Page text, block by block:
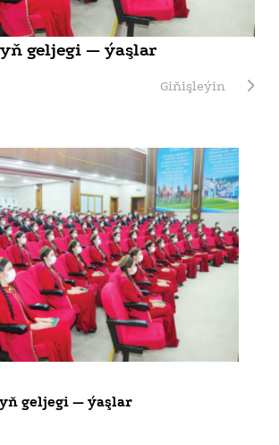
geljegi — ýaşlar
Giňişleýin
geljegi — ýaşlar